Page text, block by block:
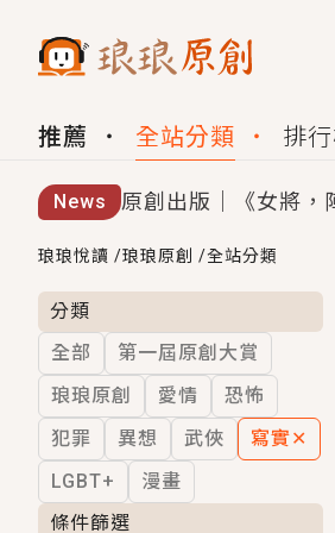
推薦 全站分類 排
News 原創出版｜《女將，
創,作家招募｜華文
小編心動書單｜《
GL｜《夏日與檸檬
BL｜《費洛蒙中毒
OMG你嚇到我了｜
言情｜《國語推行員
琅琅悅讀 /琅琅原創 /全站分類
分類
全部
第一屆原創大賞
琅琅原創
愛情
恐怖
犯罪
異想 武俠 寫實✕
LGBT+
漫畫
條件篩選